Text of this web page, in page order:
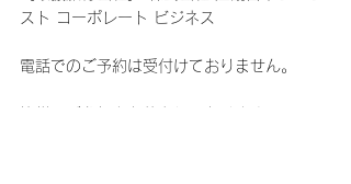
スト コーポレート ビジネス
電話でのご予約は受付けておりません。